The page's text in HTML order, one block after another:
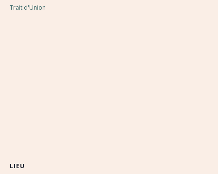
Trait d'Union
LIEU